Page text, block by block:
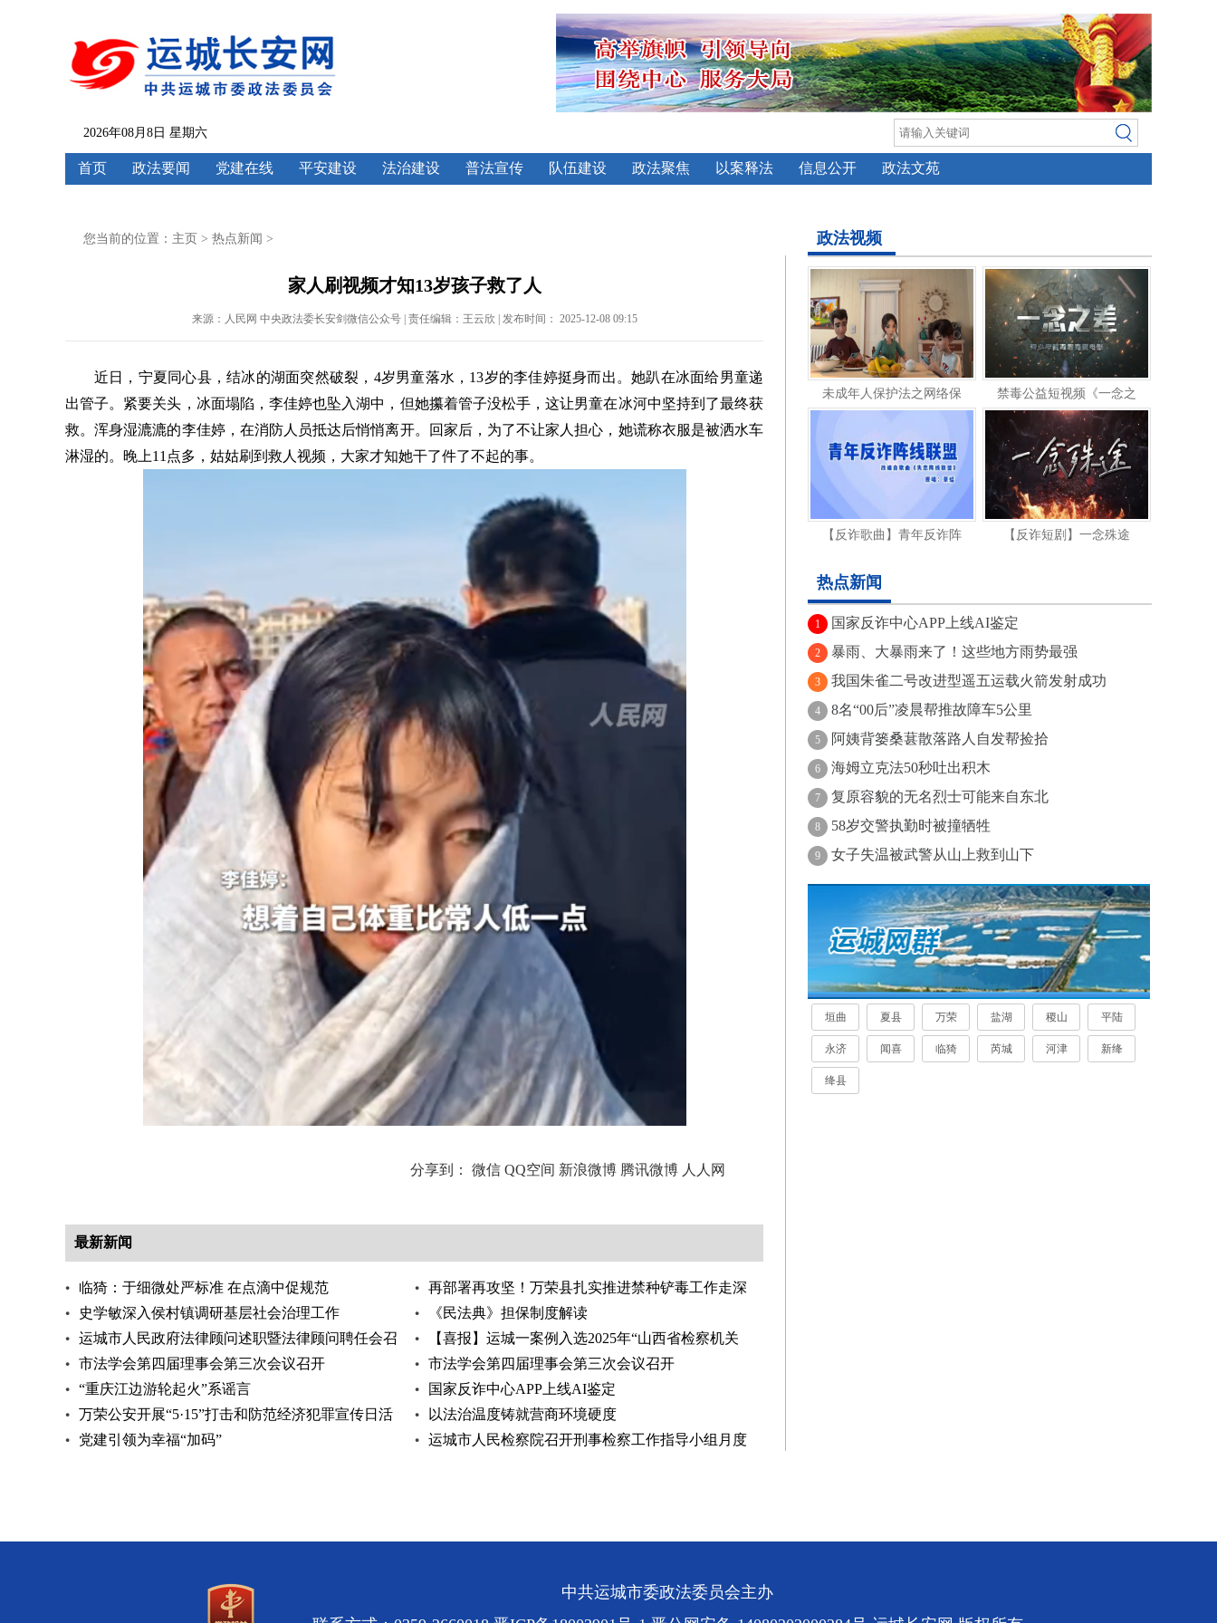
2026年08月8日 星期六
首页 政法要闻 党建在线 平安建设 法治建设 普法宣传 队伍建设 政法聚焦 以案释法 信息公开 政法文苑
您当前的位置： 主页 > 热点新闻 >
家人刷视频才知13岁孩子救了人
来源：人民网 中央政法委长安剑微信公众号 | 责任编辑：王云欣 | 发布时间： 2025-12-08 09:15
近日，宁夏同心县，结冰的湖面突然破裂，4岁男童落水，13岁的李佳婷挺身而出。她趴在冰面给男童递
出管子。紧要关头，冰面塌陷，李佳婷也坠入湖中，但她攥着管子没松手，这让男童在冰河中坚持到了最终获
救。浑身湿漉漉的李佳婷，在消防人员抵达后悄悄离开。回家后，为了不让家人担心，她谎称衣服是被洒水车
淋湿的。晚上11点多，姑姑刷到救人视频，大家才知她干了件了不起的事。
分享到： 微信 QQ空间 新浪微博 腾讯微博 人人网
最新新闻
临猗：于细微处严标准 在点滴中促规范
再部署再攻坚！万荣县扎实推进禁种铲毒工作走深
走实
史学敏深入侯村镇调研基层社会治理工作
《民法典》担保制度解读
运城市人民政府法律顾问述职暨法律顾问聘任会召
开
【喜报】运城一案例入选2025年“山西省检察机关
公益诉讼有代表
市法学会第四届理事会第三次会议召开
市法学会第四届理事会第三次会议召开
“重庆江边游轮起火”系谣言
国家反诈中心APP上线AI鉴定
万荣公安开展“5·15”打击和防范经济犯罪宣传日活
动
以法治温度铸就营商环境硬度
党建引领为幸福“加码”
运城市人民检察院召开刑事检察工作指导小组月度
政法视频
未成年人保护法之网络保 禁毒公益短视频《一念之
【反诈歌曲】青年反诈阵 【反诈短剧】一念殊途
热点新闻
1 国家反诈中心APP上线AI鉴定
2 暴雨、大暴雨来了！这些地方雨势最强
3 我国朱雀二号改进型遥五运载火箭发射成功
4 8名“00后”凌晨帮推故障车5公里
5 阿姨背篓桑葚散落路人自发帮捡拾
6 海姆立克法50秒吐出积木
7 复原容貌的无名烈士可能来自东北
8 58岁交警执勤时被撞牺牲
9 女子失温被武警从山上救到山下
垣曲 夏县 万荣 盐湖 稷山 平陆
永济 闻喜 临猗 芮城 河津 新绛
绛县
中共运城市委政法委员会主办